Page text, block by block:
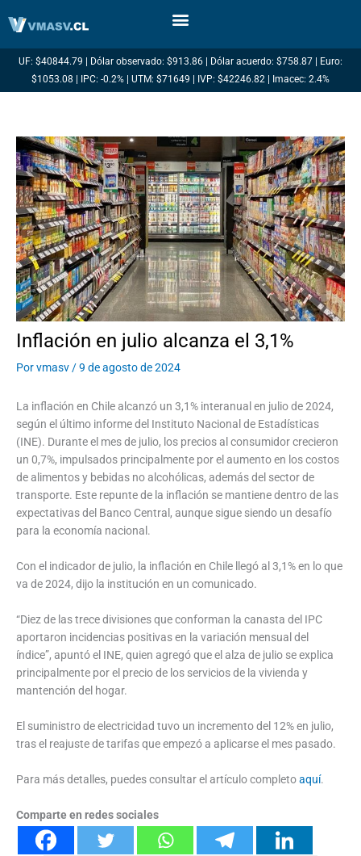
UF: $40844.79 | Dólar observado: $913.86 | Dólar acuerdo: $758.87 | Euro:
$1053.08 | IPC: -0.2% | UTM: $71649 | IVP: $42246.82 | Imacec: 2.4%
Inflación en julio alcanza el 3,1%
Porvmasv /9 de agosto de 2024
La inflación en Chile alcanzó un 3,1% interanual en julio de 2024,
según el último informe del Instituto Nacional de Estadísticas
(INE). Durante el mes de julio, los precios al consumidor crecieron
un 0,7%, impulsados principalmente por el aumento en los costos
de alimentos y bebidas no alcohólicas, además del sector de
transporte. Este repunte de la inflación se mantiene dentro de las
expectativas del Banco Central, aunque sigue siendo un desafío
para la economía nacional.
Con el indicador de julio, la inflación en Chile llegó al 3,1% en lo que
va de 2024, dijo la institución en un comunicado.
“Diez de las trece divisiones que conforman la canasta del IPC
aportaron incidencias positivas en la variación mensual del
índice”, apuntó el INE, quien agregó que el alza de julio se explica
principalmente por el precio de los servicios de la vivienda y
mantención del hogar.
El suministro de electricidad tuvo un incremento del 12% en julio,
tras el reajuste de tarifas que empezó a aplicarse el mes pasado.
Para más detalles, puedes consultar el artículo completoaquí.
Comparte en redes sociales